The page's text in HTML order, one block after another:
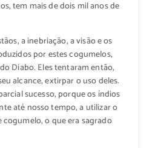
tem mais de dois mil anos de
a inebriação, a visão e os
por estes cogumelos,
Diabo. Eles tentaram então,
alcance, extirpar o uso deles.
sucesso, porque os índios
até nosso tempo, a utilizar o
o que era sagrado